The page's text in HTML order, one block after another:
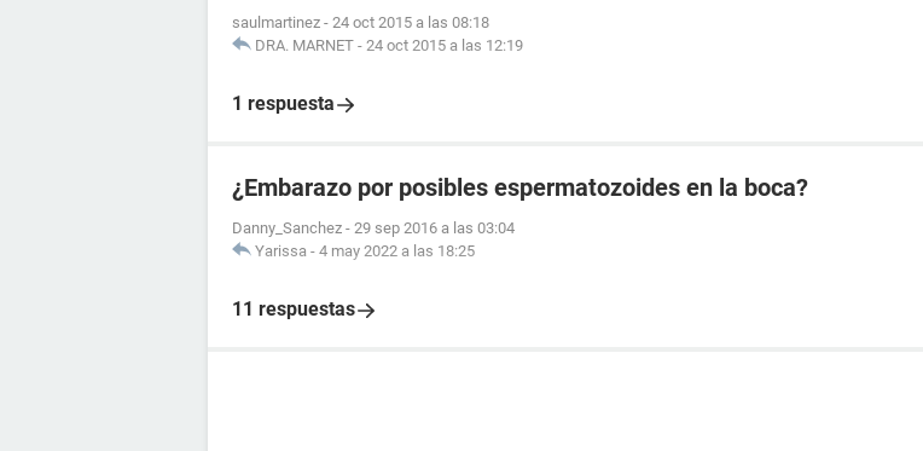
saulmartinez - 24 oct 2015 a las 08:18
DRA. MARNET - 24 oct 2015 a las 12:19
1 respuesta
¿Embarazo por posibles espermatozoides en la boca?
Danny_Sanchez - 29 sep 2016 a las 03:04
Yarissa - 4 may 2022 a las 18:25
11 respuestas